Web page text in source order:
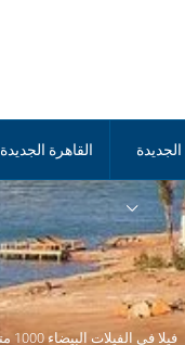
القاهرة الجديدة
فيلا في الفيلات البيضاء 1000 متر مربع في الجونة